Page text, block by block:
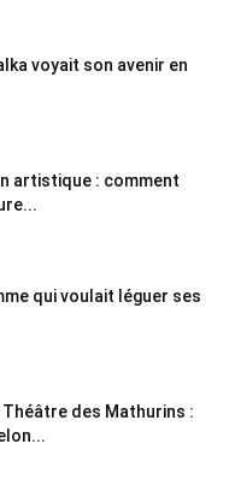
voyait son avenir en
artistique : comment
qui voulait léguer ses
Théâtre des Mathurins :